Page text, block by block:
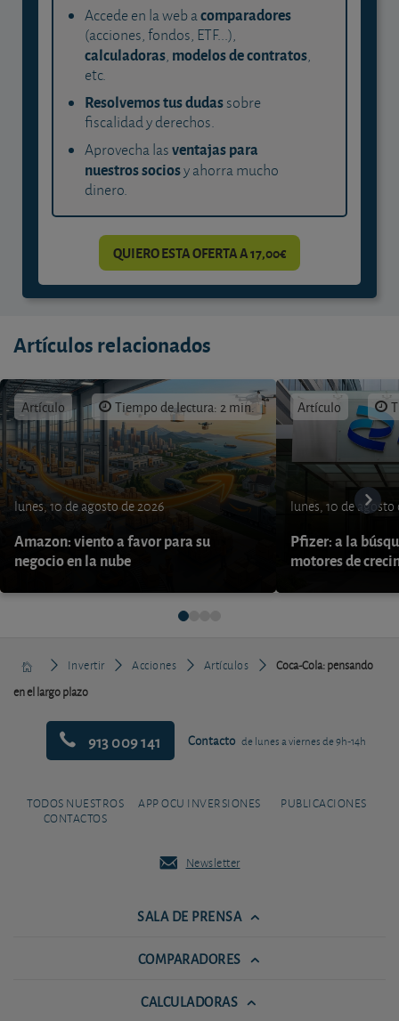
Accede en la web acomparadores
(acciones, fondos, ETF...),
calculadoras, modelos de contratos,
etc.
Resolvemos tus dudassobre
fiscalidad y derechos.
Aprovecha lasventajas para
nuestros sociosy ahorra mucho
dinero.
QUIERO ESTA OFERTA A 17,00€
Artículos relacionados
Artículo Tiempo de lectura: 2 min.
lunes, 10 de agosto de 2026
Amazon: viento a favor para su
negocio en la nube
Artículo
lunes, 10 de agosto
Pfizer: a la
motores de
Invertir Acciones Artículos
Coca-Cola: pensando
en el largo plazo
913 009 141 Contacto de lunes a viernes de 9h-14h
TODOS NUESTROS
CONTACTOS
APP OCU INVERSIONES PUBLICACIONES
Newsletter
SALA DE PRENSA
COMPARADORES
CALCULADORAS